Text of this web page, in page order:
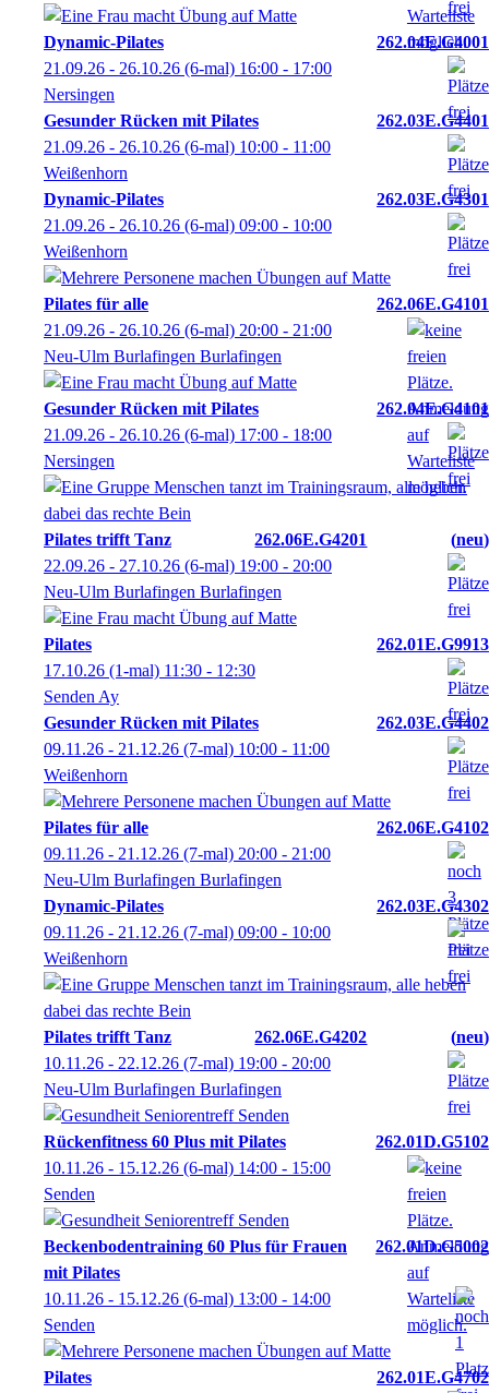
Dynamic-Pilates
262.04E.G4001
21.09.26 - 26.10.26 (6-mal) 16:00 - 17:00
Nersingen
Gesunder Rücken mit Pilates
262.03E.G4401
21.09.26 - 26.10.26 (6-mal) 10:00 - 11:00
Weißenhorn
Dynamic-Pilates
262.03E.G4301
21.09.26 - 26.10.26 (6-mal) 09:00 - 10:00
Weißenhorn
Pilates für alle
262.06E.G4101
21.09.26 - 26.10.26 (6-mal) 20:00 - 21:00
Neu-Ulm Burlafingen Burlafingen
Gesunder Rücken mit Pilates
262.04E.G4101
21.09.26 - 26.10.26 (6-mal) 17:00 - 18:00
Nersingen
Pilates trifft Tanz 262.06E.G4201
neu
22.09.26 - 27.10.26 (6-mal) 19:00 - 20:00
Neu-Ulm Burlafingen Burlafingen
Pilates
262.01E.G9913
17.10.26 (1-mal) 11:30 - 12:30
Senden Ay
Gesunder Rücken mit Pilates
262.03E.G4402
09.11.26 - 21.12.26 (7-mal) 10:00 - 11:00
Weißenhorn
Pilates für alle
262.06E.G4102
09.11.26 - 21.12.26 (7-mal) 20:00 - 21:00
Neu-Ulm Burlafingen Burlafingen
Dynamic-Pilates
262.03E.G4302
09.11.26 - 21.12.26 (7-mal) 09:00 - 10:00
Weißenhorn
Pilates trifft Tanz 262.06E.G4202
neu
10.11.26 - 22.12.26 (7-mal) 19:00 - 20:00
Neu-Ulm Burlafingen Burlafingen
Rückenfitness 60 Plus mit Pilates
262.01D.G5102
10.11.26 - 15.12.26 (6-mal) 14:00 - 15:00
Senden
Beckenbodentraining 60 Plus für Frauen
mit Pilates
262.01D.G5002
10.11.26 - 15.12.26 (6-mal) 13:00 - 14:00
Senden
Pilates 262.01E.G4702